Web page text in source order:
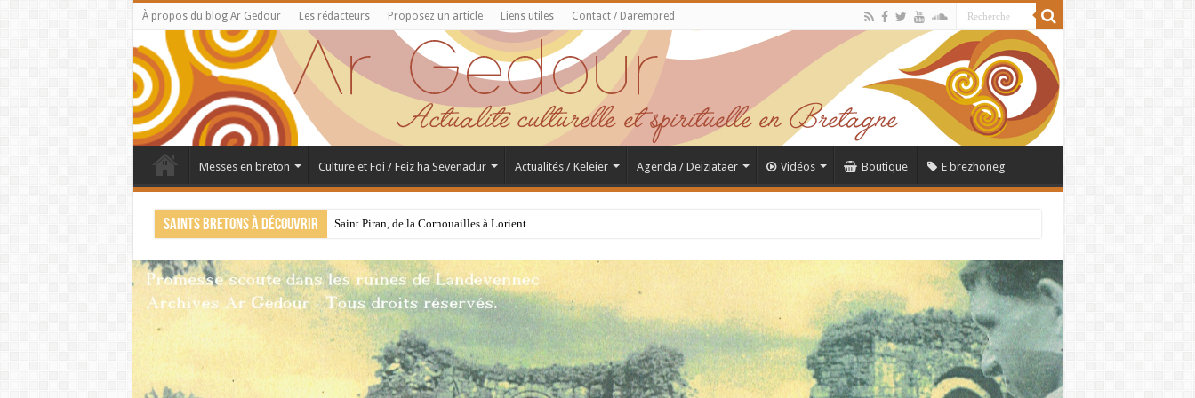
À propos du blog Ar Gedour Les rédacteurs Proposez un article Liens utiles Contact / Darempred
Messes en breton Culture et Foi / Feiz ha Sevenadur Actualités / Keleier Agenda / Deiziataer Vidéos Boutique E brezhoneg
Saints bretons à découvrir Saint Piran, de la Cornouailles à Lorient
28 juillet : Saint Samson de Dol, père de la Bretagne chrétienne